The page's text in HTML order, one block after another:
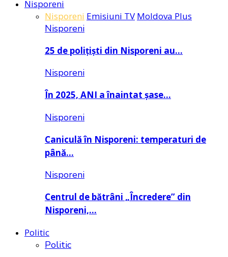
Nisporeni
Nisporeni Emisiuni TV Moldova Plus
Nisporeni
25 de polițiști din Nisporeni au…
Nisporeni
În 2025, ANI a înaintat șase…
Nisporeni
Caniculă în Nisporeni: temperaturi de
până…
Nisporeni
Centrul de bătrâni „Încredere” din
Nisporeni,…
Politic
Politic